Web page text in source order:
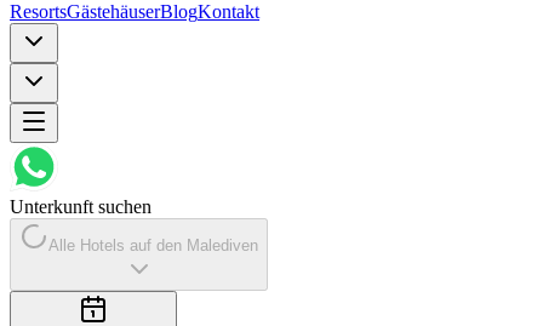
ResortsGästehäuserBlogKontakt
Unterkunft suchen
Alle Hotels auf den Malediven